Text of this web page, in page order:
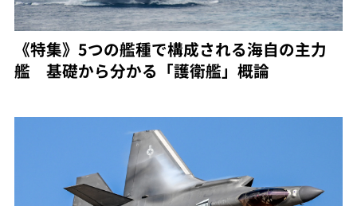
《特集》5つの艦種で構成される海自の主力
艦 基礎から分かる「護衛艦」概論